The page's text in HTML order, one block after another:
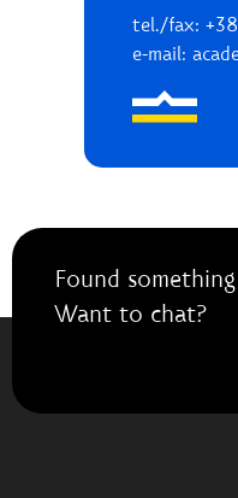
tel./fax:
e-mail:
Found
Want to chat?